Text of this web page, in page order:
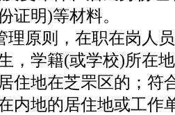
证明)等材料。
原则，在职在岗人员
，学籍(或学校)所在
住地在芝罘区的；符
内地的居住地或工作